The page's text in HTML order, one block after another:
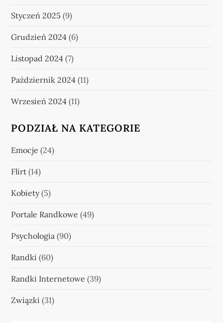
Styczeń 2025 (9)
Grudzień 2024 (6)
Listopad 2024 (7)
Październik 2024 (11)
Wrzesień 2024 (11)
PODZIAŁ NA KATEGORIE
Emocje (24)
Flirt (14)
Kobiety(5)
Portale Randkowe (49)
Psychologia (90)
Randki (60)
Randki Internetowe (39)
Związki (31)